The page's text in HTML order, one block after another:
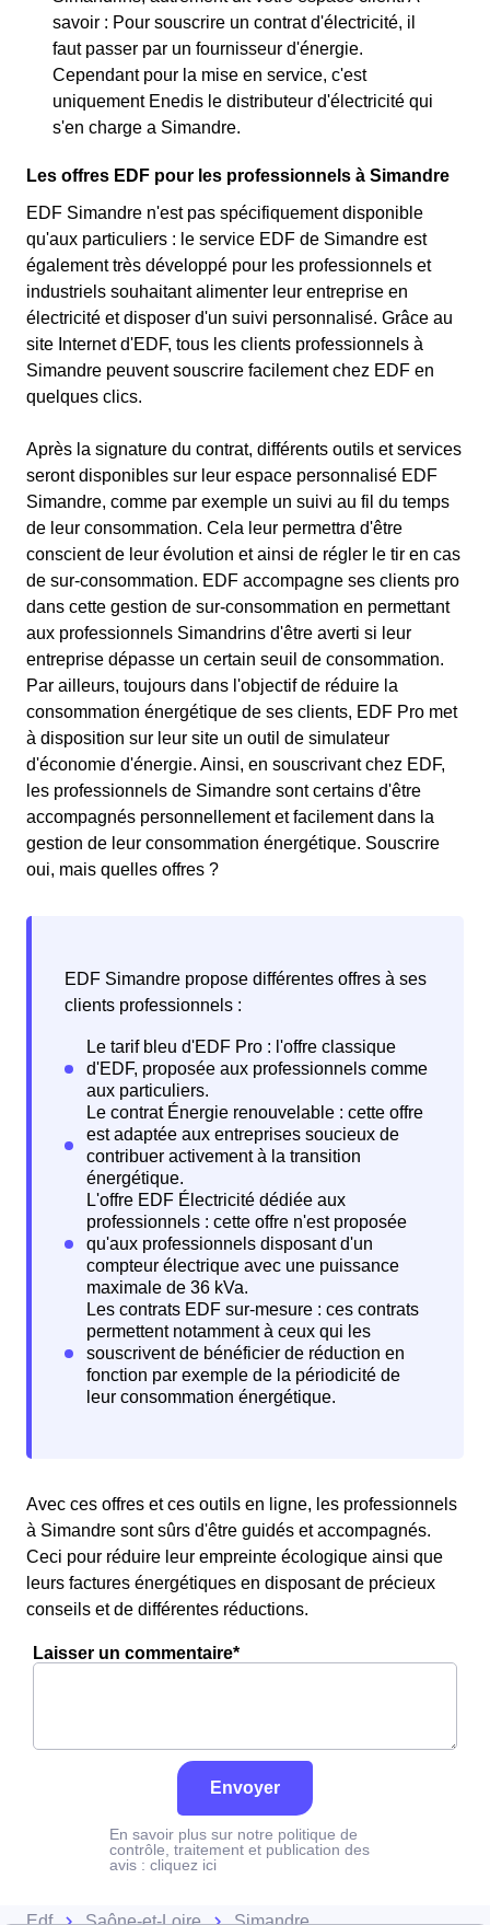
savoir : Pour souscrire un contrat d'électricité, il
faut passer par un fournisseur d'énergie.
Cependant pour la mise en service, c'est
uniquement Enedis le distributeur d'électricité qui
s'en charge a Simandre.
Les offres EDF pour les professionnels à Simandre
EDF Simandre n'est pas spécifiquement disponible
qu'aux particuliers : le service EDF de Simandre est
également très développé pour les professionnels et
industriels souhaitant alimenter leur entreprise en
électricité et disposer d'un suivi personnalisé. Grâce au
site Internet d'EDF, tous les clients professionnels à
Simandre peuvent souscrire facilement chez EDF en
quelques clics.
Après la signature du contrat, différents outils et services
seront disponibles sur leur espace personnalisé EDF
Simandre, comme par exemple un suivi au fil du temps
de leur consommation. Cela leur permettra d'être
conscient de leur évolution et ainsi de régler le tir en cas
de sur-consommation. EDF accompagne ses clients pro
dans cette gestion de sur-consommation en permettant
aux professionnels Simandrins d'être averti si leur
entreprise dépasse un certain seuil de consommation.
Par ailleurs, toujours dans l'objectif de réduire la
consommation énergétique de ses clients, EDF Pro met
à disposition sur leur site un outil de simulateur
d'économie d'énergie. Ainsi, en souscrivant chez EDF,
les professionnels de Simandre sont certains d'être
accompagnés personnellement et facilement dans la
gestion de leur consommation énergétique. Souscrire
oui, mais quelles offres ?
EDF Simandre propose différentes offres à ses
clients professionnels :
Avec ces offres et ces outils en ligne, les professionnels
à Simandre sont sûrs d'être guidés et accompagnés.
Ceci pour réduire leur empreinte écologique ainsi que
leurs factures énergétiques en disposant de précieux
conseils et de différentes réductions.
Laisser un commentaire*
Envoyer
En savoir plus sur notre politique de
contrôle, traitement et publication des
avis : cliquez ici
Edf Saône-et-Loire Simandre